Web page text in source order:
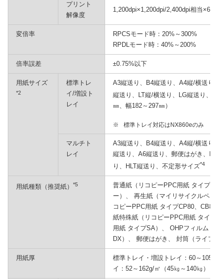
プリント
解像度
1,200dpi×1,200dpi/2,400dpi相当
変倍率
RPCSモード時：20%～300%
RPDLモード時：40%～200%
倍率誤差 ±0.75%以下
用紙サイズ
*2
標準トレ
イ/増設ト
レイ
A3縦送り、B4縦送り、A4縦/横送り
縦送り、LT縦/横送り、LG縦送り、
㎜、幅182～297㎜）
※ 標準トレイ対応はNX860eのみ
マルチト
レイ
A3縦送り、B4縦送り、A4縦/横送り
縦送り、A6縦送り、郵便はがき、
り、HLT縦送り、不定形サイズ*4
用紙種類（推奨紙） *5
普通紙（リコピーPPC用紙 タイプ
ー）、 再生紙（マイリサイクルペ
コピーPPC用紙 タイプCP80、
紙特殊紙（リコピーPPC用紙 タイ
用紙 タイプSA）、 OHPフィルム（
DX）、 郵便はがき、 封筒（ライフ
用紙厚
標準トレイ・増設トレイ：60～
イ：52～162g/㎡（45㎏～140㎏）